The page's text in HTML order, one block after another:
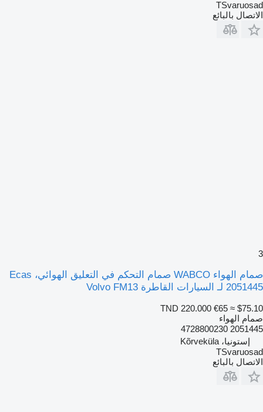
TSvaruosad
الاتصال بالبائع
3
صمام الهواء WABCO صمام التحكم في التعليق الهوائي، Ecas
2051445 لـ السيارات القاطرة Volvo FM13
TND 220.000 €65 ≈ $75.10
صمام الهواء
2051445 4728800230
إستونيا، Kõrveküla
TSvaruosad
الاتصال بالبائع